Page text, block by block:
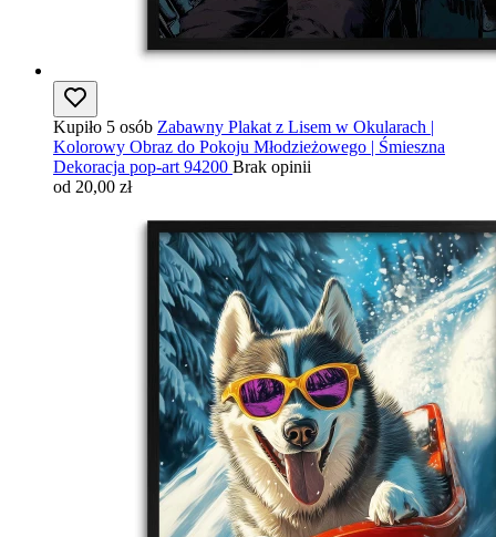
Kupiło 5 osób Zabawny Plakat z Lisem w Okularach |
Kolorowy Obraz do Pokoju Młodzieżowego | Śmieszna
Dekoracja pop-art 94200 Brak opinii
od 20,00 zł